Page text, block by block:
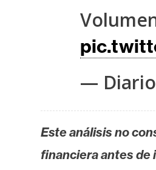
u
r
o
—
Este análisis no
financiera antes